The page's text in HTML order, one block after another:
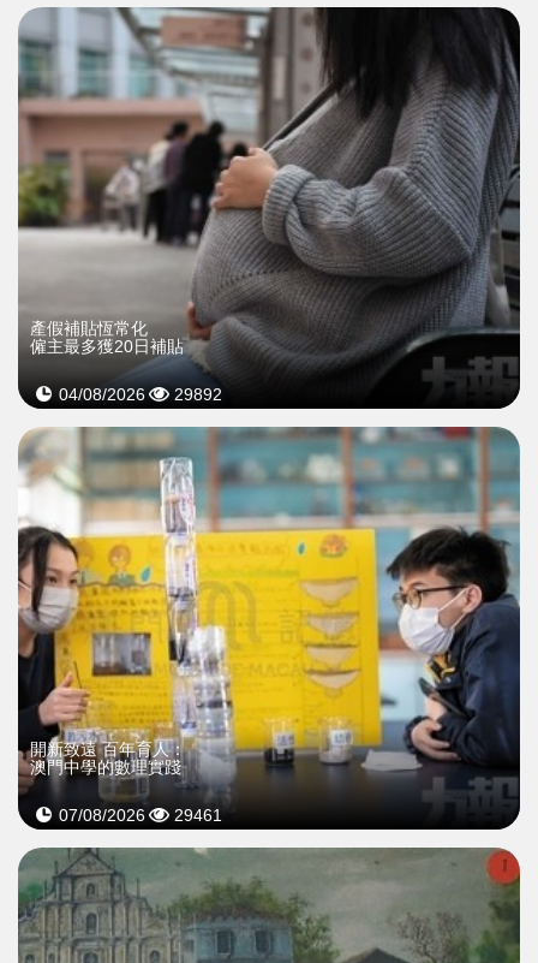
產假補貼恆常化
僱主最多獲20日補貼
04/08/2026 29892
開新致遠 百年育人：
澳門中學的數理實踐
07/08/2026 29461